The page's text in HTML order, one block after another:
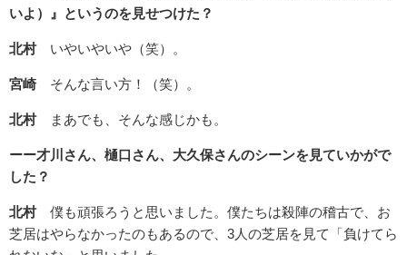
いよ）』というのを見せつけた？
北村いやいやいや（笑）。
宮崎そんな言い方！（笑）。
北村まあでも、そんな感じかも。
ーー才川さん、樋口さん、大久保さんのシーンを見ていかがで
した？
北村僕も頑張ろうと思いました。僕たちは殺陣の稽古で、お
芝居はやらなかったのもあるので、3人の芝居を見て「負けてら